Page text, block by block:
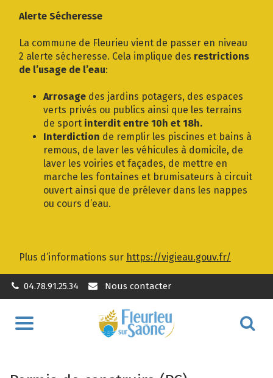
Alerte Sécheresse
La commune de Fleurieu vient de passer en niveau
2 alerte sécheresse. Cela implique des restrictions
de l’usage de l’eau:
Arrosage des jardins potagers, des espaces
verts privés ou publics ainsi que les terrains
de sport interdit entre 10h et 18h.
Interdiction de remplir les piscines et bains à
remous, de laver les véhicules à domicile, de
laver les voiries et façades, de mettre en
marche les fontaines et brumisateurs à circuit
ouvert ainsi que de prélever dans les nappes
ou cours d’eau.
Plus d’informations sur https://vigieau.gouv.fr/
04.78.91.25.34 Nous contacter
Aller